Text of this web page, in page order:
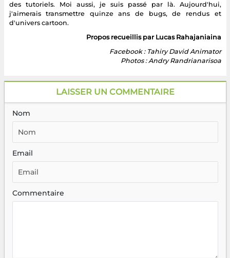
des tutoriels. Moi aussi, je suis passé par là. Aujourd'hui,
j'aimerais transmettre quinze ans de bugs, de rendus et
d'univers cartoon.
Propos recueillis par Lucas Rahajaniaina
Facebook : Tahiry David Animator
Photos : Andry Randrianarisoa
LAISSER UN COMMENTAIRE
Nom
Email
Commentaire